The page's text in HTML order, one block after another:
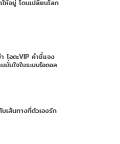
ห้อยู่ โดนเปลี่ยนโลก
โอตะVIP คำชี้แจง
นใจในระบบไอดอล
เส้นทางที่ตัวเองรัก